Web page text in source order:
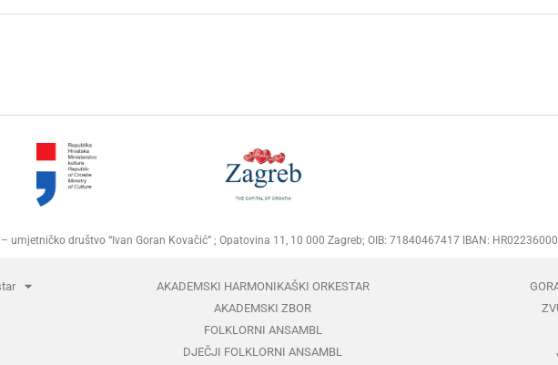
umjetničko društvo “Ivan Goran Kovačić” ; Opatovina 11, 10 000 Zagreb; OIB: 71840467417 IBAN:
AKADEMSKI HARMONIKAŠKI ORKESTAR
AKADEMSKI ZBOR
FOLKLORNI ANSAMBL
DJEČJI FOLKLORNI ANSAMBL